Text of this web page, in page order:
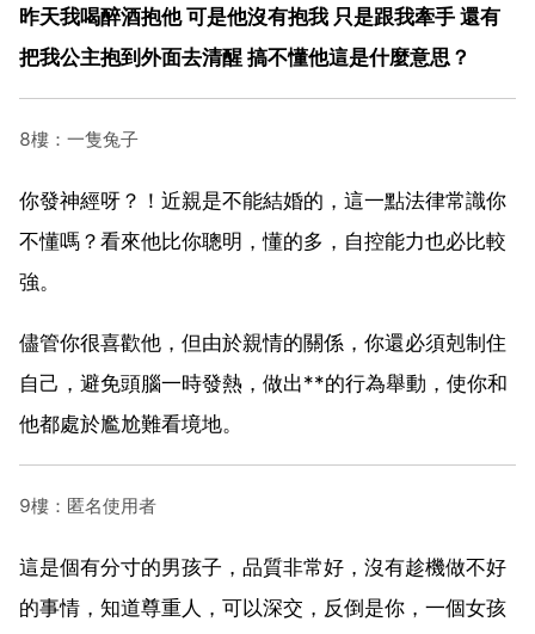
昨天我喝醉酒抱他 可是他沒有抱我 只是跟我牽手 還有
把我公主抱到外面去清醒 搞不懂他這是什麼意思？
8樓：一隻兔子
你發神經呀？！近親是不能結婚的，這一點法律常識你
不懂嗎？看來他比你聰明，懂的多，自控能力也必比較
強。
儘管你很喜歡他，但由於親情的關係，你還必須剋制住
自己，避免頭腦一時發熱，做出**的行為舉動，使你和
他都處於尷尬難看境地。
9樓：匿名使用者
這是個有分寸的男孩子，品質非常好，沒有趁機做不好
的事情，知道尊重人，可以深交，反倒是你，一個女孩